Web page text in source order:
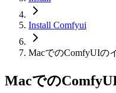
Install Comfyui
MacでのComfyUIの
Macでの